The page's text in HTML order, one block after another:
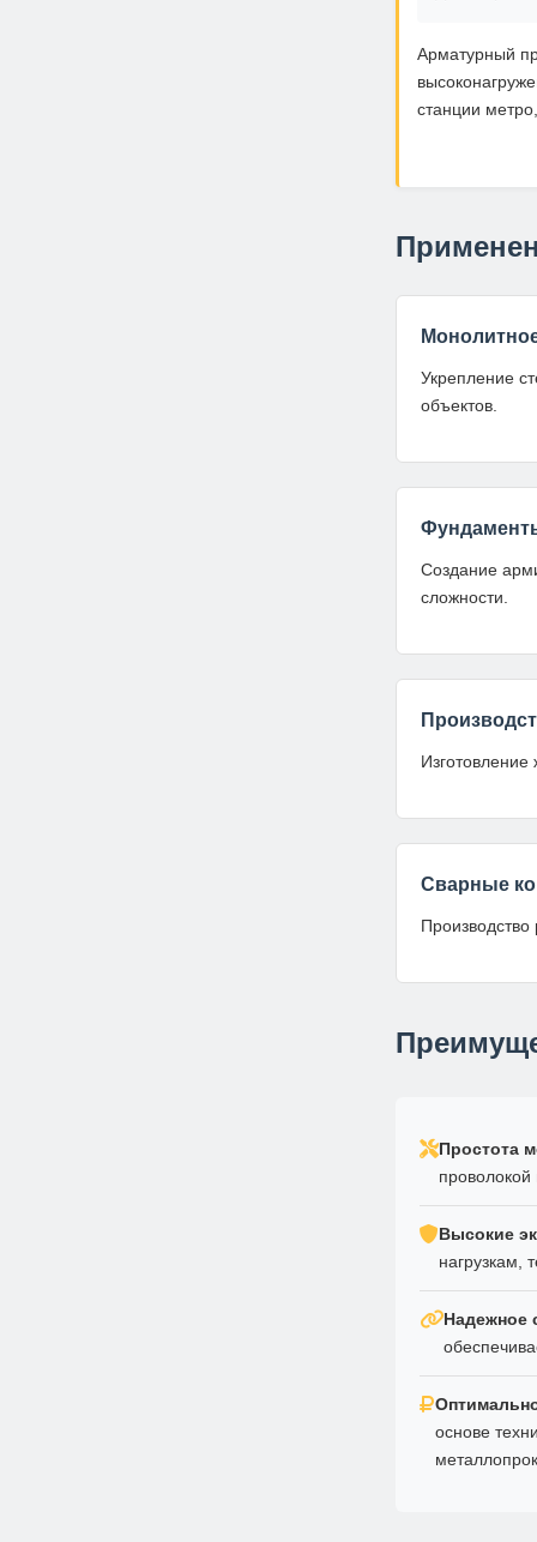
Арматурный
станции
Укрепление
объектов.
Создание
сложности.
Сварные
Производство
Простота
Высокие
нагрузкам,
Надежное
основе